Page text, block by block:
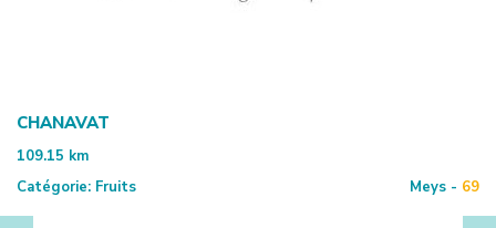
CHANAVAT
109.15 km
Catégorie: Fruits Meys - 69